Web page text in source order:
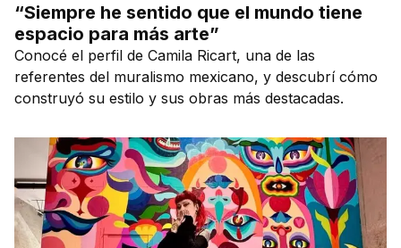
“Siempre he sentido que el mundo tiene
espacio para más arte”
Conocé el perfil de Camila Ricart, una de las
referentes del muralismo mexicano, y descubrí cómo
construyó su estilo y sus obras más destacadas.